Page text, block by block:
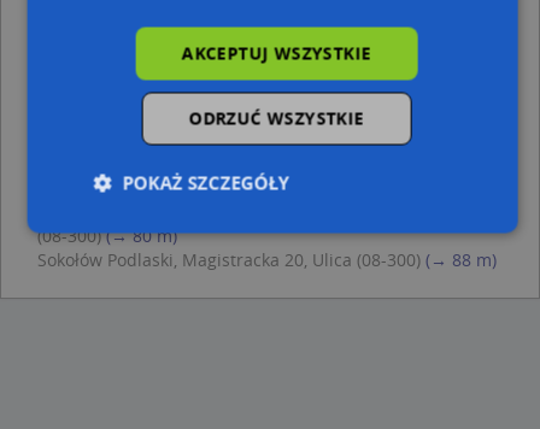
(→ 48 m)
Sokołów Podlaski, Kościuszki Tadeusza, gen. 29A, Ulica
(→ 50 m)
Sokołów Podlaski, Kościuszki Tadeusza, gen. 14, Ulica (08-
(→ 50 m)
(→ 51 m)
(08-300) (→ 80 m)
Sokołów Podlaski, Magistracka 20, Ulica (08-300) (→ 88 m)
AKCEPTUJ WSZYSTKIE
ODRZUĆ WSZYSTKIE
POKAŻ SZCZEGÓŁY